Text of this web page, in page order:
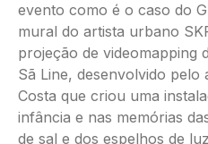
evento como é o caso do
mural do artista urbano
projeção de videomapping
Sã Line, desenvolvido pelo
Costa que criou uma
infância e nas memórias
de sal e dos espelhos de